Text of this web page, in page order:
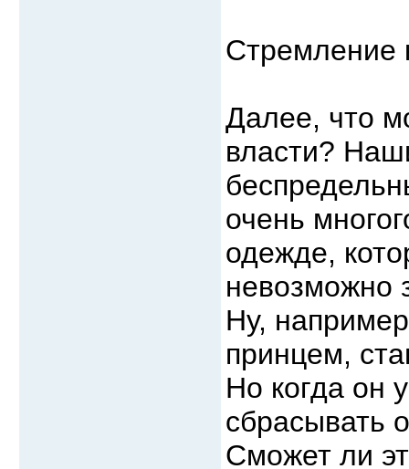
Стремление
Далее, что
власти?
очень
одежде,
невозможно
Ну,
принцем,
Но когда он
сбрасывать
Сможет ли